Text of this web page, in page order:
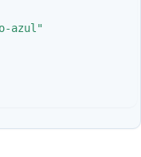
azul"